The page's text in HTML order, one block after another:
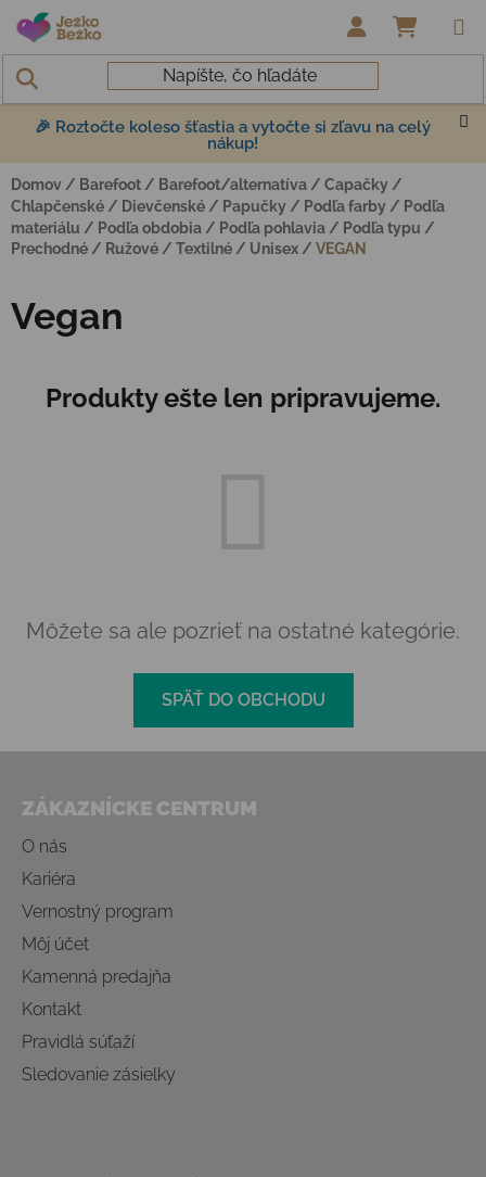
Prejsť na obsah
🎉 Roztočte koleso šťastia a vytočte si zľavu na celý
nákup!
Domov / Barefoot / Barefoot/alternatíva / Capačky /
Chlapčenské / Dievčenské / Papučky / Podľa farby / Podľa
materiálu / Podľa obdobia / Podľa pohlavia / Podľa typu /
Prechodné/ Ružové/ Textilné/ Unisex/ VEGAN
Vegan
Produkty ešte len pripravujeme.
Môžete sa ale pozrieť na ostatné kategórie.
SPÄŤ DO OBCHODU
ZÁKAZNÍCKE CENTRUM
O nás
Kariéra
Vernostný program
Môj účet
Kamenná predajňa
Kontakt
Pravidlá súťaží
Sledovanie zásielky